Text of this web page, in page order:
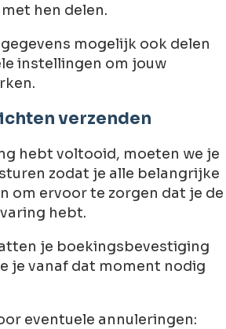
hen delen.
mogelijk ook delen
instellingen om jouw
verzenden
hebt voltooid, moeten we je
zodat je alle belangrijke
om ervoor te zorgen dat je de
hebt.
je boekingsbevestiging
je vanaf dat moment nodig
eventuele annuleringen: